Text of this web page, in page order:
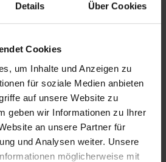
Details Über Cookies
Cookies
um Inhalte und Anzeigen zu
für soziale Medien anbieten
auf unsere Website zu
geben wir Informationen zu Ihrer
an unsere Partner für
und Analysen weiter. Unsere
möglicherweise mit